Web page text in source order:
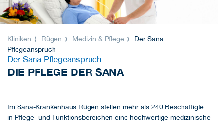
Kliniken Rügen Medizin & Pflege
Der Sana
Pflegeanspruch
Der Sana Pflegeanspruch
DIE PFLEGE DER SANA
Im Sana-Krankenhaus Rügen stellen mehr als 240 Beschäftigte
in Pflege- und Funktionsbereichen eine hochwertige medizinische